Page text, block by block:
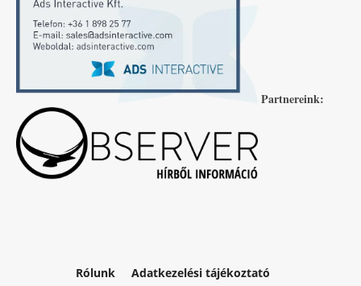
Partnereink:
Rólunk Adatkezelési tájékoztató